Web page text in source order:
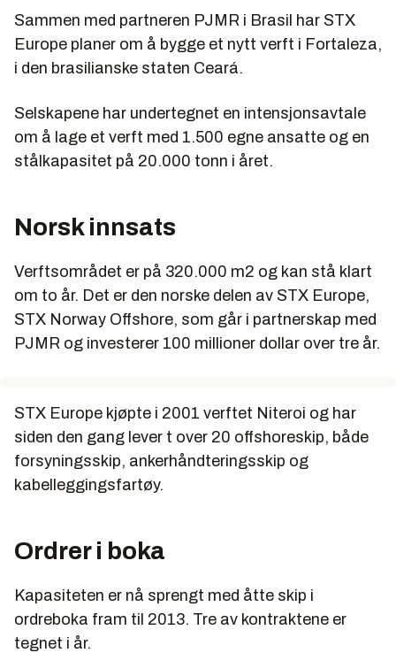
Sammen med partneren PJMR i Brasil har STX
Europe planer om å bygge et nytt verft i Fortaleza,
i den brasilianske staten Ceará.
Selskapene har undertegnet en intensjonsavtale
om å lage et verft med 1.500 egne ansatte og en
stålkapasitet på 20.000 tonn i året.
Norsk innsats
Verftsområdet er på 320.000 m2 og kan stå klart
om to år. Det er den norske delen av STX Europe,
STX Norway Offshore, som går i partnerskap med
PJMR og investerer 100 millioner dollar over tre år.
STX Europe kjøpte i 2001 verftet Niteroi og har
siden den gang lever t over 20 offshoreskip, både
forsyningsskip, ankerhåndteringsskip og
kabelleggingsfartøy.
Ordrer i boka
Kapasiteten er nå sprengt med åtte skip i
ordreboka fram til 2013. Tre av kontraktene er
tegnet i år.